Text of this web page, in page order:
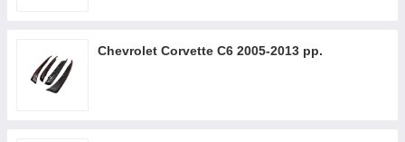
Chevrolet Corvette C6 2005-2013 рр.